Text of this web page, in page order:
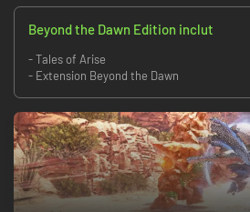
Beyond the Dawn Edition inclut
- Tales of Arise
- Extension Beyond the Dawn